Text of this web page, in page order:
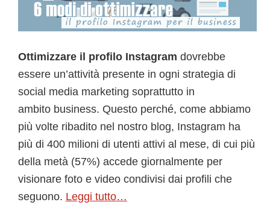
Ottimizzare il profilo Instagram dovrebbe
essere un’attività presente in ogni strategia di
social media marketing soprattutto in
ambito business. Questo perché, come abbiamo
più volte ribadito nel nostro blog, Instagram ha
più di 400 milioni di utenti attivi al mese, di cui più
della metà (57%) accede giornalmente per
visionare foto e video condivisi dai profili che
seguono. Leggi tutto…